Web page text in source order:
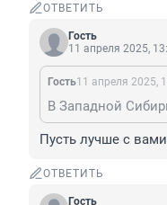
ОТВЕТИТЬ
Гость
11 апреля 2025,
Гость11 апреля 2025,
Пусть лучше с
ОТВЕТИТЬ
Гость